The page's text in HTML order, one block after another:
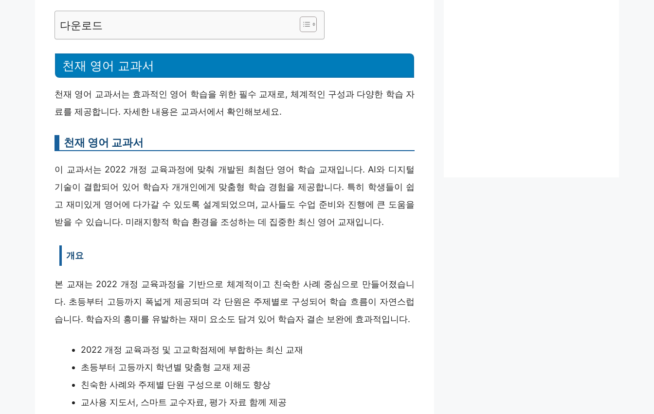
다운로드
천재 영어 교과서
천재 영어 교과서는 효과적인 영어 학습을 위한 필수 교재로, 체계적인 구성과 다양한 학습 자
료를 제공합니다. 자세한 내용은 교과서에서 확인해보세요.
천재 영어 교과서
이 교과서는 2022 개정 교육과정에 맞춰 개발된 최첨단 영어 학습 교재입니다. AI와 디지털
기술이 결합되어 있어 학습자 개개인에게 맞춤형 학습 경험을 제공합니다. 특히 학생들이 쉽
고 재미있게 영어에 다가갈 수 있도록 설계되었으며, 교사들도 수업 준비와 진행에 큰 도움을
받을 수 있습니다. 미래지향적 학습 환경을 조성하는 데 집중한 최신 영어 교재입니다.
개요
본 교재는 2022 개정 교육과정을 기반으로 체계적이고 친숙한 사례 중심으로 만들어졌습니
다. 초등부터 고등까지 폭넓게 제공되며 각 단원은 주제별로 구성되어 학습 흐름이 자연스럽
습니다. 학습자의 흥미를 유발하는 재미 요소도 담겨 있어 학습자 결손 보완에 효과적입니다.
2022 개정 교육과정 및 고교학점제에 부합하는 최신 교재
초등부터 고등까지 학년별 맞춤형 교재 제공
친숙한 사례와 주제별 단원 구성으로 이해도 향상
교사용 지도서, 스마트 교수자료, 평가 자료 함께 제공